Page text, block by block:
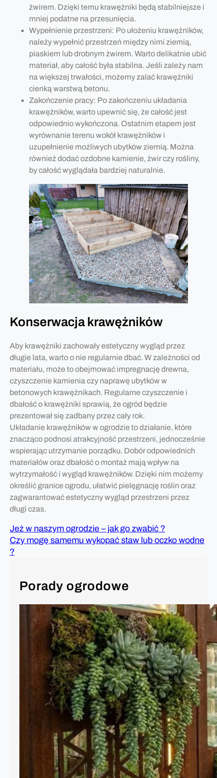
żwirem. Dzięki temu krawężniki będą stabilniejsze i
mniej podatne na przesunięcia.
Wypełnienie przestrzeni: Po ułożeniu krawężników,
należy wypełnić przestrzeń między nimi ziemią,
piaskiem lub drobnym żwirem. Warto delikatnie ubić
materiał, aby całość była stabilna. Jeśli zależy nam
na większej trwałości, możemy zalać krawężniki
cienką warstwą betonu.
Zakończenie pracy: Po zakończeniu układania
krawężników, warto upewnić się, że całość jest
odpowiednio wykończona. Ostatnim etapem jest
wyrównanie terenu wokół krawężników i
uzupełnienie możliwych ubytków ziemią. Można
również dodać ozdobne kamienie, żwir czy rośliny,
by całość wyglądała bardziej naturalnie.
Konserwacja krawężników
Aby krawężniki zachowały estetyczny wygląd przez
długie lata, warto o nie regularnie dbać. W zależności od
materiału, może to obejmować impregnację drewna,
czyszczenie kamienia czy naprawę ubytków w
betonowych krawężnikach. Regularne czyszczenie i
dbałość o krawężniki sprawią, że ogród będzie
prezentował się zadbany przez cały rok.
Układanie krawężników w ogrodzie to działanie, które
znacząco podnosi atrakcyjność przestrzeni, jednocześnie
wspierając utrzymanie porządku. Dobór odpowiednich
materiałów oraz dbałość o montaż mają wpływ na
wytrzymałość i wygląd krawężników. Dzięki nim możemy
określić granice ogrodu, ułatwić pielęgnację roślin oraz
zagwarantować estetyczny wygląd przestrzeni przez
długi czas.
Jeż w naszym ogrodzie – jak go zwabić ?
Czy mogę samemu wykopać staw lub oczko wodne
?
Porady ogrodowe